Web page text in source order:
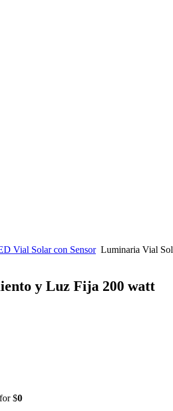
Vial Solar con Sensor Luminaria Vial
y Luz Fija 200 watt
$0